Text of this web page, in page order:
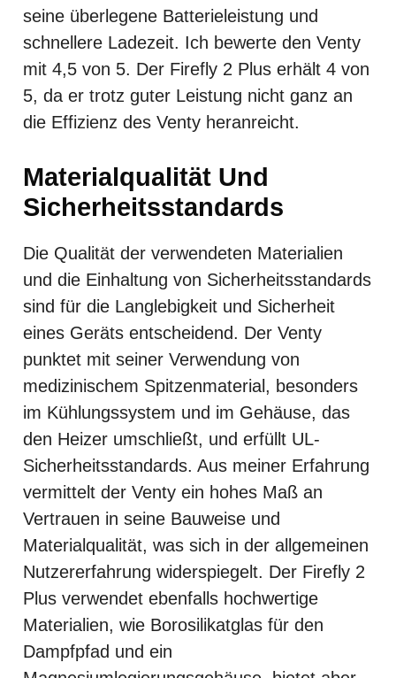
seine überlegene Batterieleistung und
schnellere Ladezeit. Ich bewerte den Venty
mit 4,5 von 5. Der Firefly 2 Plus erhält 4 von
5, da er trotz guter Leistung nicht ganz an
die Effizienz des Venty heranreicht.
Materialqualität Und
Sicherheitsstandards
Die Qualität der verwendeten Materialien
und die Einhaltung von Sicherheitsstandards
sind für die Langlebigkeit und Sicherheit
eines Geräts entscheidend. Der Venty
punktet mit seiner Verwendung von
medizinischem Spitzenmaterial, besonders
im Kühlungssystem und im Gehäuse, das
den Heizer umschließt, und erfüllt UL-
Sicherheitsstandards. Aus meiner Erfahrung
vermittelt der Venty ein hohes Maß an
Vertrauen in seine Bauweise und
Materialqualität, was sich in der allgemeinen
Nutzererfahrung widerspiegelt. Der Firefly 2
Plus verwendet ebenfalls hochwertige
Materialien, wie Borosilikatglas für den
Dampfpfad und ein